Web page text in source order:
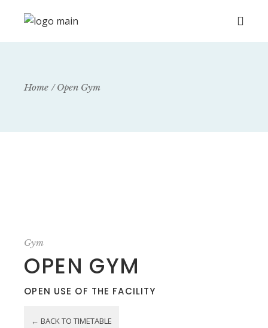
Home Open Gym
Gym
OPEN GYM
OPEN USE OF THE FACILITY
← BACK TO TIMETABLE